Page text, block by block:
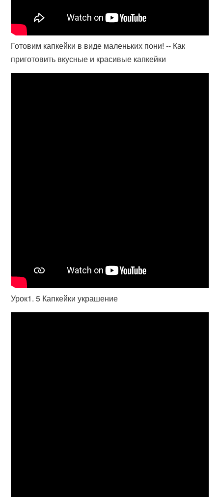
Готовим капкейки в виде маленьких пони! -- Как
приготовить вкусные и красивые капкейки
Урок1. 5 Капкейки украшение